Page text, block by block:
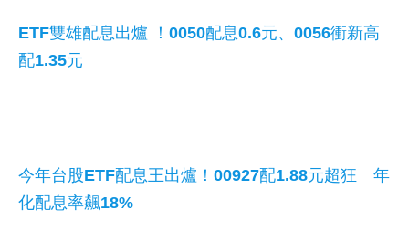
ETF雙雄配息出爐 ！0050配息0.6元、0056衝新高
配1.35元
今年台股ETF配息王出爐！00927配1.88元超狂 年
化配息率飆18%